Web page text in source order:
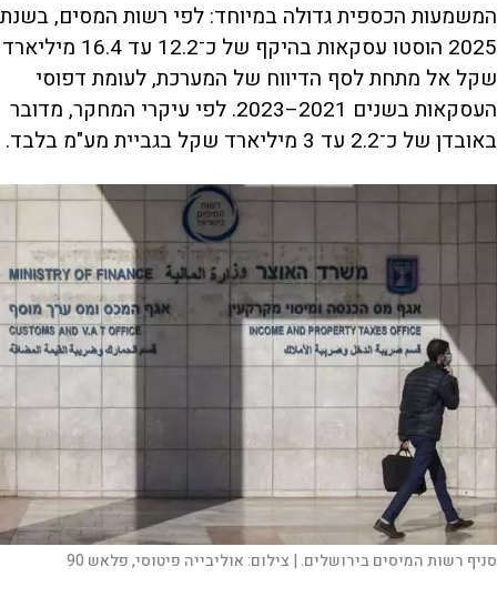
המשמעות הכספית גדולה במיוחד: לפי רשות המסים, בשנת
2025 הוסטו עסקאות בהיקף של כ־12.2 עד 16.4 מיליארד
שקל אל מתחת לסף הדיווח של המערכת, לעומת דפוסי
העסקאות בשנים 2021–2023. לפי עיקרי המחקר, מדובר
באובדן של כ־2.2 עד 3 מיליארד שקל בגביית מע"מ בלבד.
סניף רשות המיסים בירושלים. | צילום:אוליבייה פיטוסי, פלאש 90